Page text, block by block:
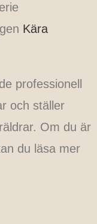
Kära
professionell
och ställer
Om du är
du läsa mer